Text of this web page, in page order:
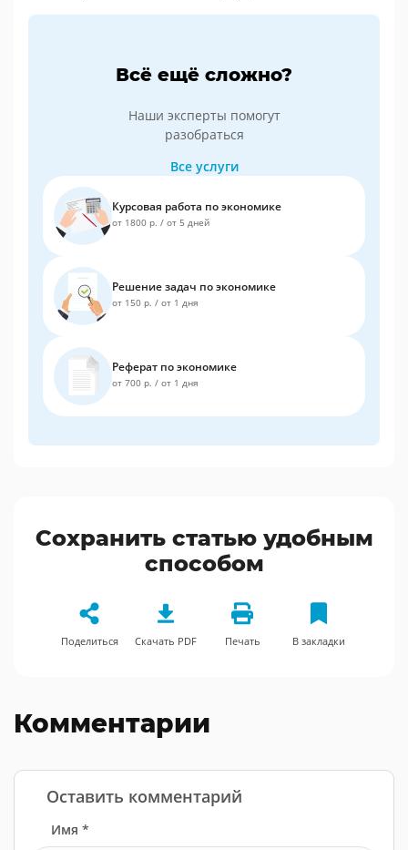
Всё ещё сложно?
Наши эксперты помогут
разобраться
Все услуги
Курсовая работа по экономике
от 1800 р. / от 5 дней
Решение задач по экономике
от 150 р. / от 1 дня
Реферат по экономике
от 700 р. / от 1 дня
Сохранить статью удобным
способом
Поделиться Скачать PDF Печать В закладки
Комментарии
Оставить комментарий
Имя *